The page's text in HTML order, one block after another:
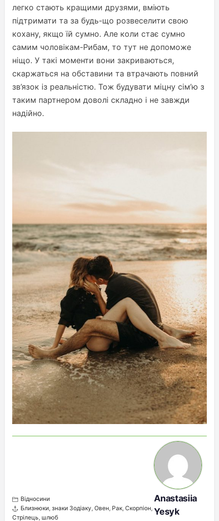
легко стають кращими друзями, вміють
підтримати та за будь-що розвеселити свою
кохану, якщо їй сумно. Але коли стає сумно
самим чоловікам-Рибам, то тут не допоможе
ніщо. У такі моменти вони закриваються,
скаржаться на обставини та втрачають повний
зв’язок із реальністю. Тож будувати міцну сім’ю з
таким партнером доволі складно і не завжди
надійно.
Відносини
Близнюки, знаки Зодіаку, Овен, Рак, Скорпіон,
Стрілець, шлюб
Anastasiia
Yesyk